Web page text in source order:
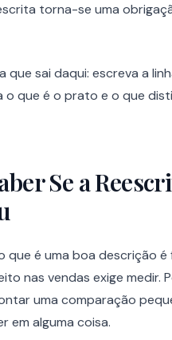
torna-se uma
que sai daqui: escreva a
o que é o prato e o que
Se a
que é uma boa descrição é
nas vendas exige medir.
uma comparação
em alguma coisa.